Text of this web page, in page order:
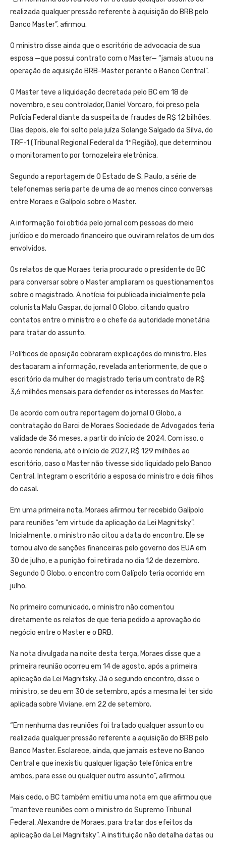
realizada qualquer pressão referente à aquisição do BRB pelo
Banco Master”, afirmou.
O ministro disse ainda que o escritório de advocacia de sua
esposa —que possui contrato com o Master— “jamais atuou na
operação de aquisição BRB-Master perante o Banco Central”.
O Master teve a liquidação decretada pelo BC em 18 de
novembro, e seu controlador, Daniel Vorcaro, foi preso pela
Polícia Federal diante da suspeita de fraudes de R$ 12 bilhões.
Dias depois, ele foi solto pela juíza Solange Salgado da Silva, do
TRF-1 (Tribunal Regional Federal da 1ª Região), que determinou
o monitoramento por tornozeleira eletrônica.
Segundo a reportagem de O Estado de S. Paulo, a série de
telefonemas seria parte de uma de ao menos cinco conversas
entre Moraes e Galípolo sobre o Master.
A informação foi obtida pelo jornal com pessoas do meio
jurídico e do mercado financeiro que ouviram relatos de um dos
envolvidos.
Os relatos de que Moraes teria procurado o presidente do BC
para conversar sobre o Master ampliaram os questionamentos
sobre o magistrado. A notícia foi publicada inicialmente pela
colunista Malu Gaspar, do jornal O Globo, citando quatro
contatos entre o ministro e o chefe da autoridade monetária
para tratar do assunto.
Políticos de oposição cobraram explicações do ministro. Eles
destacaram a informação, revelada anteriormente, de que o
escritório da mulher do magistrado teria um contrato de R$
3,6 milhões mensais para defender os interesses do Master.
De acordo com outra reportagem do jornal O Globo, a
contratação do Barci de Moraes Sociedade de Advogados teria
validade de 36 meses, a partir do início de 2024. Com isso, o
acordo renderia, até o início de 2027, R$ 129 milhões ao
escritório, caso o Master não tivesse sido liquidado pelo Banco
Central. Integram o escritório a esposa do ministro e dois filhos
do casal.
Em uma primeira nota, Moraes afirmou ter recebido Galípolo
para reuniões “em virtude da aplicação da Lei Magnitsky”.
Inicialmente, o ministro não citou a data do encontro. Ele se
tornou alvo de sanções financeiras pelo governo dos EUA em
30 de julho, e a punição foi retirada no dia 12 de dezembro.
Segundo O Globo, o encontro com Galípolo teria ocorrido em
julho.
No primeiro comunicado, o ministro não comentou
diretamente os relatos de que teria pedido a aprovação do
negócio entre o Master e o BRB.
Na nota divulgada na noite desta terça, Moraes disse que a
primeira reunião ocorreu em 14 de agosto, após a primeira
aplicação da Lei Magnitsky. Já o segundo encontro, disse o
ministro, se deu em 30 de setembro, após a mesma lei ter sido
aplicada sobre Viviane, em 22 de setembro.
“Em nenhuma das reuniões foi tratado qualquer assunto ou
realizada qualquer pressão referente a aquisição do BRB pelo
Banco Master. Esclarece, ainda, que jamais esteve no Banco
Central e que inexistiu qualquer ligação telefônica entre
ambos, para esse ou qualquer outro assunto”, afirmou.
Mais cedo, o BC também emitiu uma nota em que afirmou que
“manteve reuniões com o ministro do Supremo Tribunal
Federal, Alexandre de Moraes, para tratar dos efeitos da
aplicação da Lei Magnitsky”. A instituição não detalha datas ou